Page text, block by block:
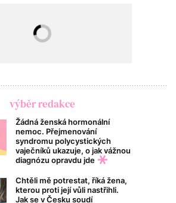
výběr redakce
Žádná ženská hormonální
nemoc. Přejmenování
syndromu polycystických
vaječníků ukazuje, o jak vážnou
diagnózu opravdu jde
Chtěli mě potrestat, říká žena,
kterou proti její vůli nastřihli.
Jak se v Česku soudí